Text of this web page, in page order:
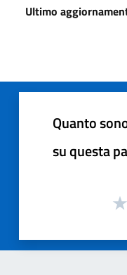
Ultimo
Quanto
su questa